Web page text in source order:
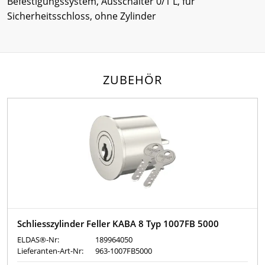
Sicherheitsschloss, ohne Zylinder
ZUBEHÖR
Schliesszylinder Feller KABA 8 Typ 1007FB 5000
ELDAS®-Nr:
189964050
Lieferanten-Art-Nr:
963-1007FB5000